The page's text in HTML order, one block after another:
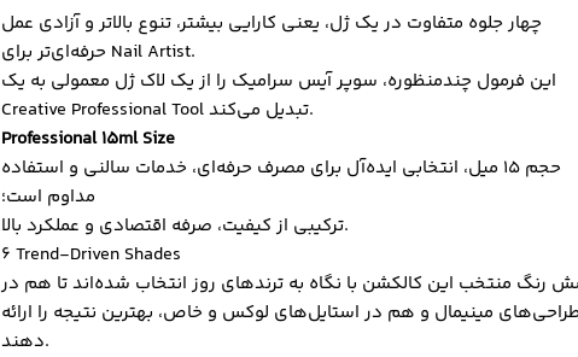
چهار جلوه متفاوت در یک ژل، یعنی کارایی بیشتر، تنوع بالاتر و آزادی عمل
حرفه‌ای‌تر برای Nail Artist.
این فرمول چندمنظوره، سوپر آیس سرامیک را از یک لاک ژل معمولی به یک
Creative Professional Tool تبدیل می‌کند.
Professional 15ml Size
حجم 15 میل، انتخابی ایده‌آل برای مصرف حرفه‌ای، خدمات سالنی و استفاده
مداوم است؛
ترکیبی از کیفیت، صرفه اقتصادی و عملکرد بالا.
6 Trend-Driven Shades
رنگ منتخب این کالکشن با نگاه به ترندهای روز انتخاب شده‌اند تا هم در
مینیمال و هم در استایل‌های لوکس و خاص، بهترین نتیجه را ارائه
دهند.